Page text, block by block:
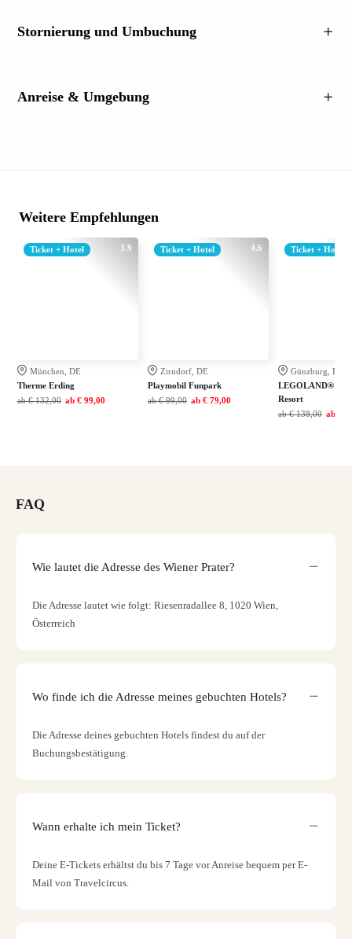
Stornierung und Umbuchung
Anreise & Umgebung
Weitere Empfehlungen
3.9
Ticket + Hotel
München, DE
Therme Erding
ab € 132,00 ab € 99,00
4.6
Ticket + Hotel
Zirndorf, DE
Playmobil Funpark
ab € 99,00 ab € 79,00
Ticket + Hotel
Günzburg, DE
LEGOLAND®
Resort
ab € 138,00 ab
FAQ
Wie lautet die Adresse des Wiener Prater?
Die Adresse lautet wie folgt: Riesenradallee 8, 1020 Wien,
Österreich
Wo finde ich die Adresse meines gebuchten Hotels?
Die Adresse deines gebuchten Hotels findest du auf der
Buchungsbestätigung.
Wann erhalte ich mein Ticket?
Deine E-Tickets erhältst du bis 7 Tage vor Anreise bequem per E-
Mail von Travelcircus.